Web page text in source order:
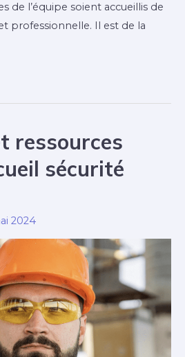
de l’équipe soient accueillis de
professionnelle. Il est de la
ressources
sécurité
2024